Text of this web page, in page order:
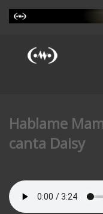
Hablame
canta Daisy